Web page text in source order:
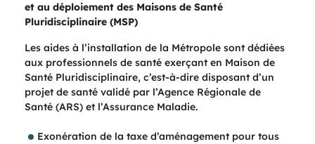
et au déploiement des Maisons de Santé
Pluridisciplinaire (MSP)
Les aides à l’installation de la Métropole sont dédiées
aux professionnels de santé exerçant en Maison de
Santé Pluridisciplinaire, c’est-à-dire disposant d’un
projet de santé validé par l’Agence Régionale de
Santé (ARS) et l’Assurance Maladie.
Exonération de la taxe d’aménagement pour tous